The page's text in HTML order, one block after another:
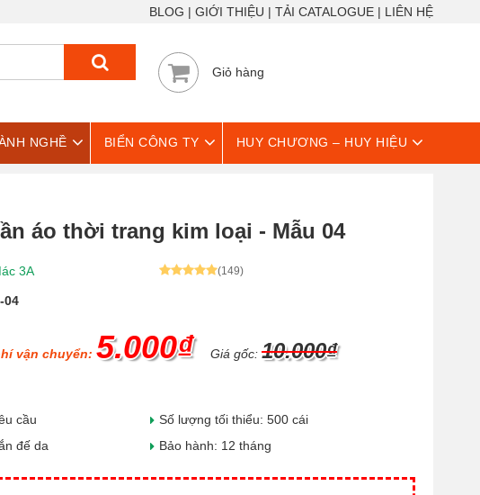
BLOG GIỚI THIỆU TẢI CATALOGUE LIÊN HỆ
Giỏ hàng
NGHỀ BIỂN CÔNG TY HUY CHƯƠNG – HUY HIỆU
áo thời trang kim loại - Mẫu 04
3A (149)
04
vận chuyển: 5.000₫ Giá gốc: 10.000₫
cầu
gắn đế da
Số lượng tối thiểu: 500 cái
Bảo hành: 12 tháng